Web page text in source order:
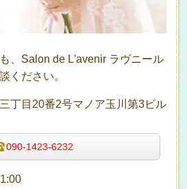
、Salon de L'avenir ラヴニール
ください。
丁目20番2号マノア玉川第3ビル
090-1423-6232